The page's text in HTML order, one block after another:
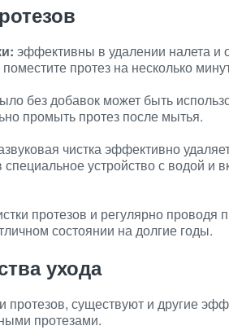
эффективны в удалении налета и
протез на несколько
без добавок может быть
промыть протез после мытья.
чистка эффективно
устройство с водой и
протезов и регулярно проводя
состоянии на долгие годы.
ухода
протезов, существуют и другие
протезами.